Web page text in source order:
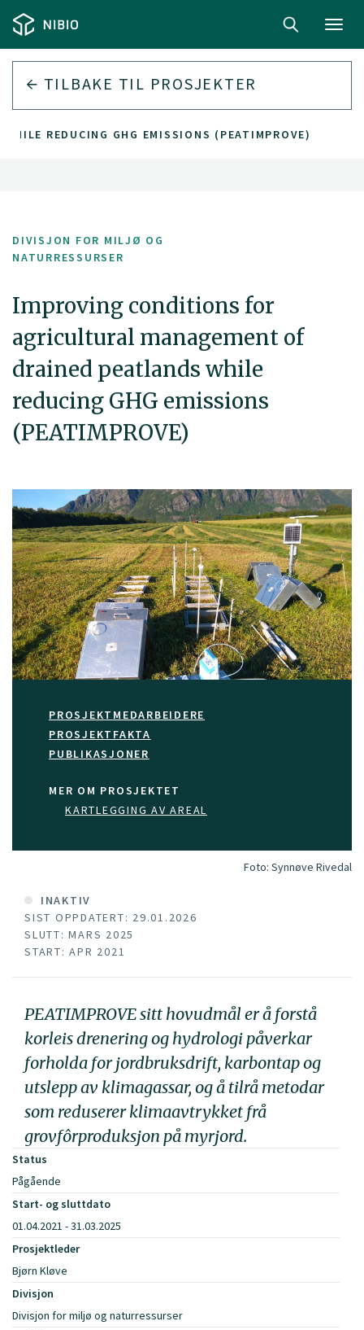
TILBAKE TIL PROSJEKTER
REDUCING GHG EMISSIONS (PEATIMPROVE)
DIVISJON FOR MILJØ OG
NATURRESSURSER
Improving conditions for
agricultural management of
drained peatlands while
reducing GHG emissions
(PEATIMPROVE)
PROSJEKTMEDARBEIDERE
PROSJEKTFAKTA
PUBLIKASJONER
MER OM PROSJEKTET
KARTLEGGING AV AREAL
Foto: Synnøve Rivedal
INAKTIV
SIST OPPDATERT: 29.01.2026
SLUTT: MARS 2025
START: APR 2021
PEATIMPROVE sitt hovudmål er å forstå
korleis drenering og hydrologi påverkar
forholda for jordbruksdrift, karbontap og
utslepp av klimagassar, og å tilrå metodar
som reduserer klimaavtrykket frå
grovfôrproduksjon på myrjord.
Status
Pågående
Start- og sluttdato
01.04.2021 - 31.03.2025
Prosjektleder
Bjørn Kløve
Divisjon
Divisjon for miljø og naturressurser